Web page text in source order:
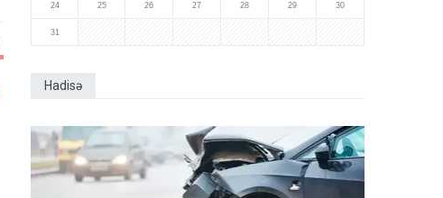
24 25 26 27 28 29 30
31
Hadisə